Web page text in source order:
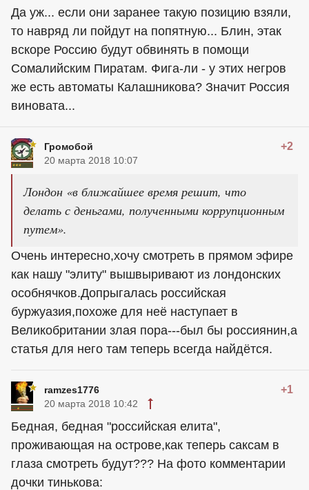
Да уж... если они заранее такую позицию взяли,
то навряд ли пойдут на попятную... Блин, этак
вскоре Россию будут обвинять в помощи
Сомалийским Пиратам. Фига-ли - у этих негров
же есть автоматы Калашникова? Значит Россия
виновата...
Громобой +2
20 марта 2018 10:07
Лондон «в ближайшее время решит, что
делать с деньгами, полученными коррупционным
путем».
Очень интересно,хочу смотреть в прямом эфире
как нашу "элиту" вышвыривают из лондонских
особнячков.Допрыгалась российская
буржуазия,похоже для неё наступает в
Великобритании злая пора---был бы россиянин,а
статья для него там теперь всегда найдётся.
ramzes1776 +1
20 марта 2018 10:42
Бедная, бедная "российская елита",
проживающая на острове,как теперь саксам в
глаза смотреть будут??? На фото комментарии
дочки тинькова: